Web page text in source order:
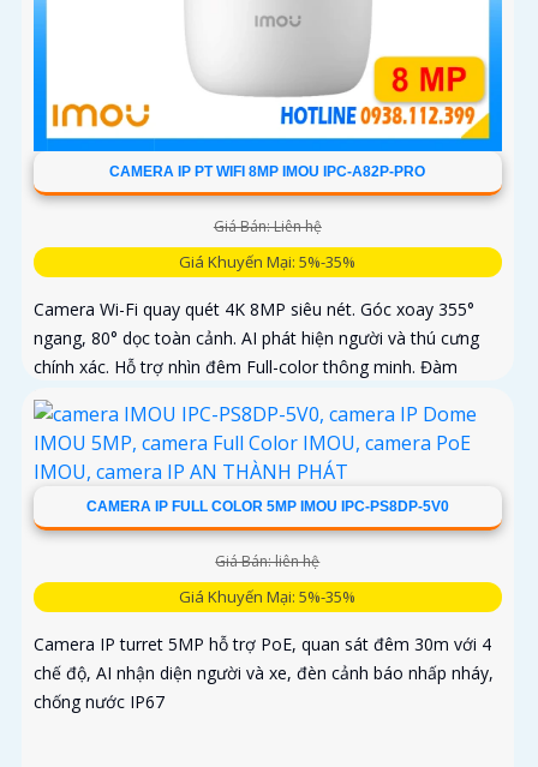
CAMERA IP PT WIFI 8MP IMOU IPC-A82P-PRO
Giá Bán: Liên hệ
Giá Khuyến Mại: 5%-35%
Camera Wi-Fi quay quét 4K 8MP siêu nét. Góc xoay 355°
ngang, 80° dọc toàn cảnh. AI phát hiện người và thú cưng
chính xác. Hỗ trợ nhìn đêm Full-color thông minh. Đàm
thoại 2 chiều tiện lợi từ xa
CAMERA IP FULL COLOR 5MP IMOU IPC-PS8DP-5V0
Giá Bán: liên hệ
Giá Khuyến Mại: 5%-35%
Camera IP turret 5MP hỗ trợ PoE, quan sát đêm 30m với 4
chế độ, AI nhận diện người và xe, đèn cảnh báo nhấp nháy,
chống nước IP67